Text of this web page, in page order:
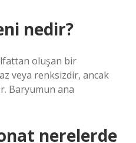
nedir?
oluşan bir
veya renksizdir, ancak
Baryumun ana
nerelerde